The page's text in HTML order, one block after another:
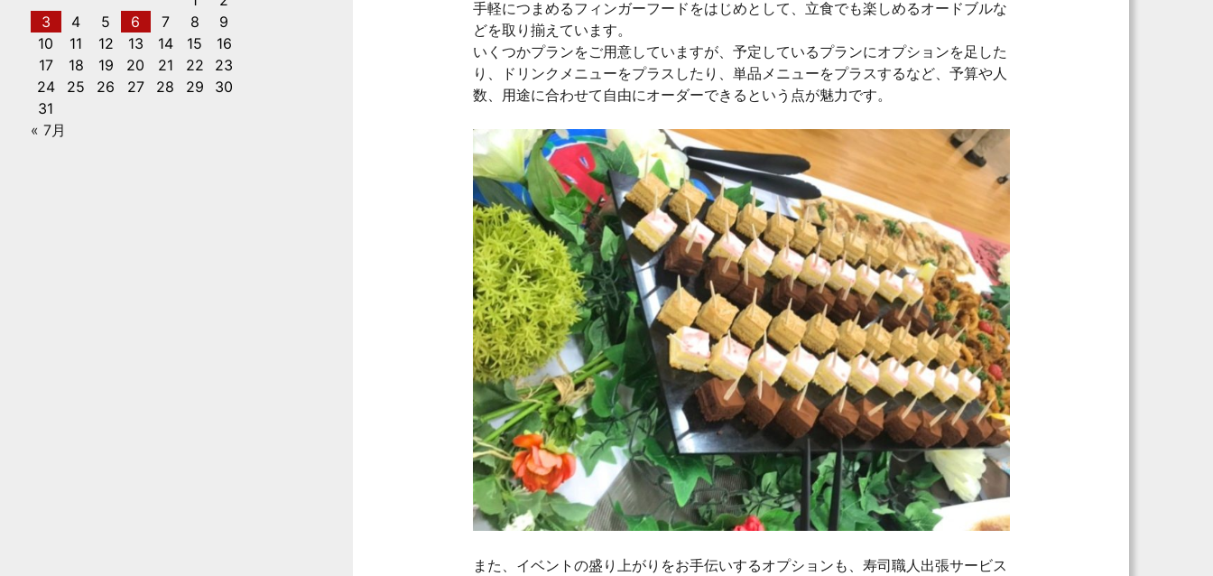
手軽につまめるフィンガーフードをはじめとして、立食でも楽しめるオードブルな
どを取り揃えています。
いくつかプランをご用意していますが、予定しているプランにオプションを足した
り、ドリンクメニューをプラスしたり、単品メニューをプラスするなど、予算や人
数、用途に合わせて自由にオーダーできるという点が魅力です。
また、イベントの盛り上がりをお手伝いするオプションも、寿司職人出張サービス
3
4 5 6 7 8
9
10
11 12 13 14 15
16
17
18 19 20 21 22
23
24
25 26 27 28 29
30
31
« 7月